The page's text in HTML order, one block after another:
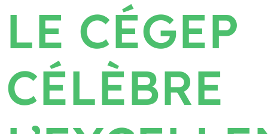
LE CÉGEP
CÉLÈBRE